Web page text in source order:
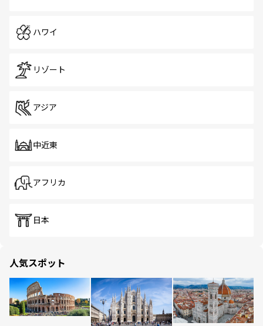
ハワイ
リゾート
アジア
中近東
アフリカ
日本
人気スポット